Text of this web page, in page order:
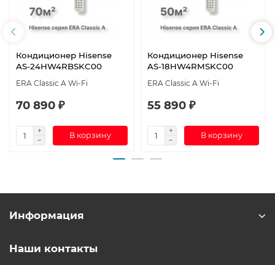
Кондиционер Hisense
AS-24HW4RBSKC00
ERA Classic A Wi-Fi
70 890 ₽
В корзину
Кондиционер Hisense
AS-18HW4RMSKC00
ERA Classic A Wi-Fi
55 890 ₽
В корзину
Информация
Наши контакты